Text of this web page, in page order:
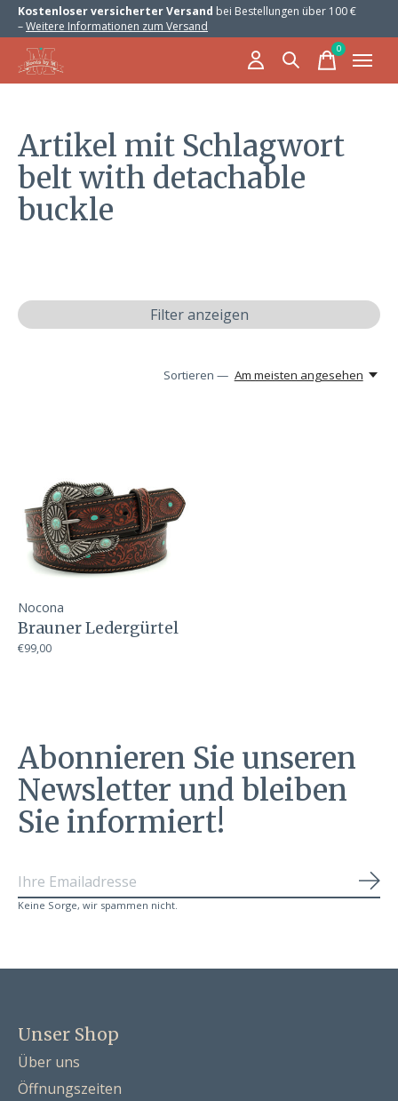
Kostenloser versicherter Versand bei Bestellungen über 100 €
–Weitere Informationen zum Versand
0items
Artikel mit Schlagwort
belt with detachable
buckle
Filter anzeigen
Sortieren — Am meisten angesehen
Nocona
Brauner Ledergürtel
€99,00
Abonnieren Sie unseren
Newsletter und bleiben
Sie informiert!
Keine Sorge, wir spammen nicht.
Unser Shop
Über uns
Öffnungszeiten